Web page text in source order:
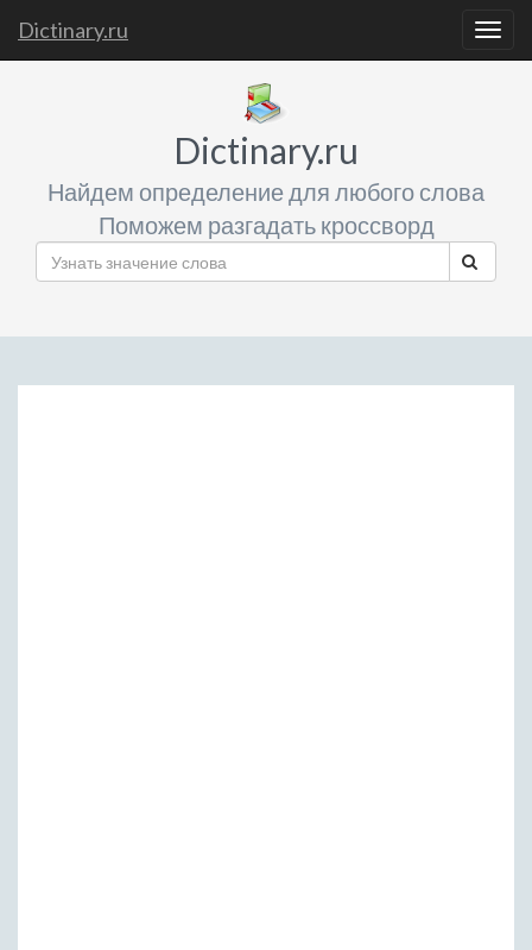
Dictinary.ru
Dictinary.ru
Найдем определение для любого слова
Поможем разгадать кроссворд